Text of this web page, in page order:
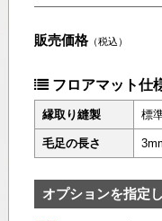
販売価格（税込）
フロアマット仕
縁取り縫製 標
毛足の長さ
オプションを指定